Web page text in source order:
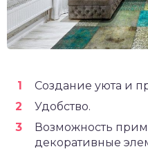
Создание уюта и
Удобство.
Возможность
декоративные